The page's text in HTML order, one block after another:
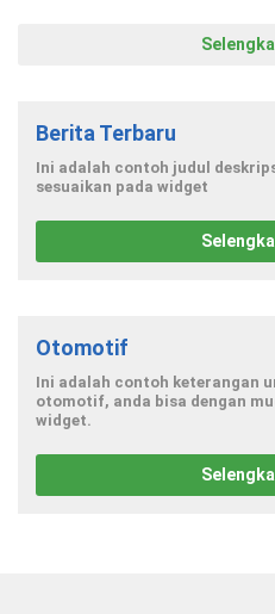
Berita Terbaru
Ini adalah contoh judul
sesuaikan pada widget
Otomotif
Ini adalah contoh keterangan
otomotif, anda bisa dengan
widget.